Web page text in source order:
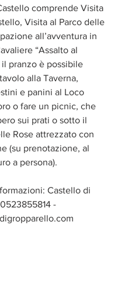
comprende Visita
Visita al Parco delle
all’avventura in
“Assalto al
il pranzo è possibile
alla Taverna,
e panini al Loco
o fare un picnic, che
sui prati o sotto il
Rose attrezzato con
(su prenotazione, al
a persona).
Castello di
-